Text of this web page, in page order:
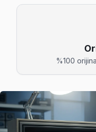
Gümüşpala
Gümüşpala
Telefunken
Mustafa Kemal
Avcılar'da Mustafa
Avcılar
Tahtakale
Tahtakale
%100